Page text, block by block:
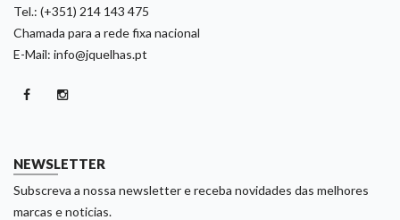
Tel.: (+351) 214 143 475
Chamada para a rede fixa nacional
E-Mail: info@jquelhas.pt
NEWSLETTER
Subscreva a nossa newsletter e receba novidades das melhores
marcas e noticias.